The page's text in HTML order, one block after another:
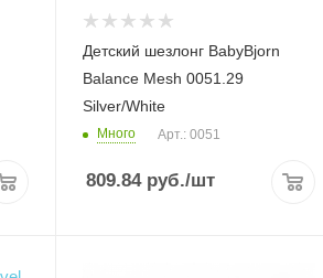
Детский шезлонг BabyBjorn
Balance Mesh 0051.29
Silver/White
Много Арт.: 0051
809.84руб./шт